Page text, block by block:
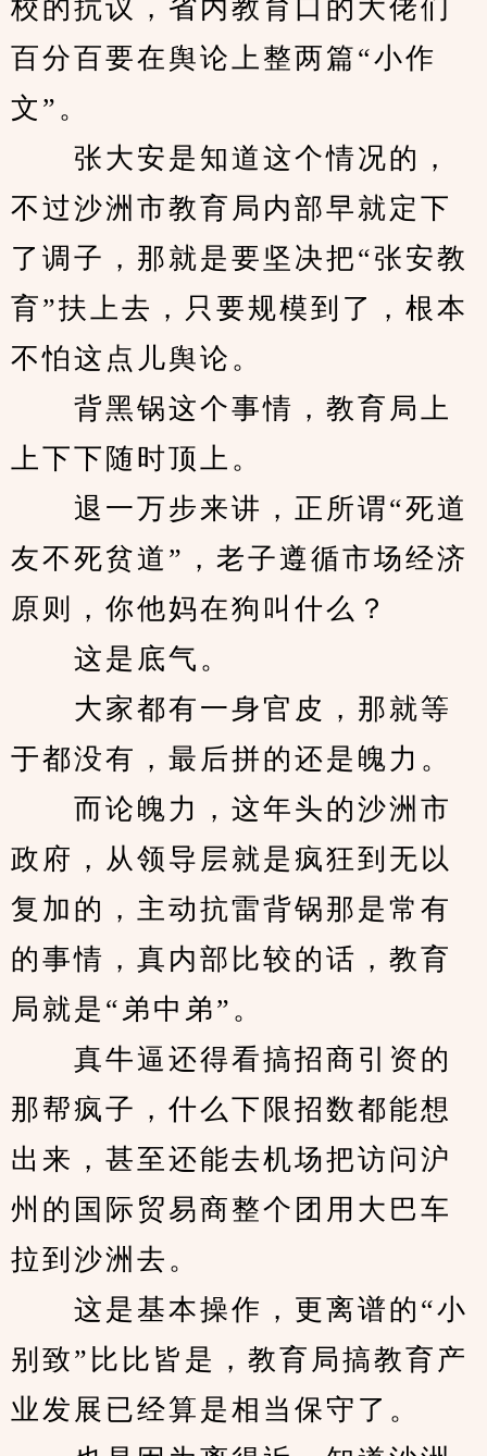
校的抗议，省内教育口的大佬们
百分百要在舆论上整两篇“小作
文”。
张大安是知道这个情况的，
不过沙洲市教育局内部早就定下
了调子，那就是要坚决把“张安教
育”扶上去，只要规模到了，根本
不怕这点儿舆论。
背黑锅这个事情，教育局上
上下下随时顶上。
退一万步来讲，正所谓“死道
友不死贫道”，老子遵循市场经济
原则，你他妈在狗叫什么？
这是底气。
大家都有一身官皮，那就等
于都没有，最后拼的还是魄力。
而论魄力，这年头的沙洲市
政府，从领导层就是疯狂到无以
复加的，主动抗雷背锅那是常有
的事情，真内部比较的话，教育
局就是“弟中弟”。
真牛逼还得看搞招商引资的
那帮疯子，什么下限招数都能想
出来，甚至还能去机场把访问沪
州的国际贸易商整个团用大巴车
拉到沙洲去。
这是基本操作，更离谱的“小
别致”比比皆是，教育局搞教育产
业发展已经算是相当保守了。